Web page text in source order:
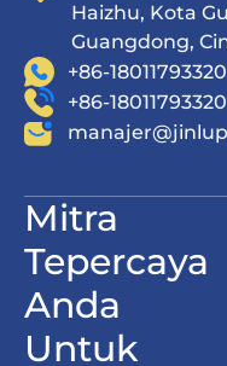
Haizhu, Kota
Guangdong,
+86-18011793320
+86-18011793320
Mitra
Tepercaya
Anda
Untuk